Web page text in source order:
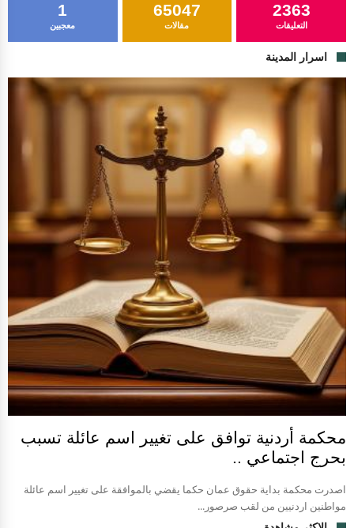
1
معجبين
65047
مقالات
2363
التعليقات
اسرار المدينة
محكمة أردنية توافق على تغيير اسم عائلة تسبب
بحرج اجتماعي ..
اصدرت محكمة بداية حقوق عمان حكما يقضي بالموافقة على تغيير اسم عائلة
مواطنين اردنيين من لقب صرصور...